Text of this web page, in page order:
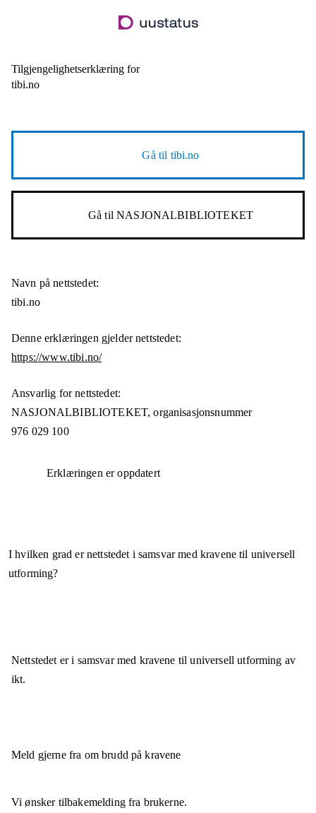
til
Tilgjengelighetserklæring for
tibi.no
Gå til tibi.no
Gå tilNASJONALBIBLIOTEKET
Navn på nettstedet:
tibi.no
Denne erklæringen gjelder nettstedet:
https://www.tibi.no/
Ansvarlig for nettstedet:
NASJONALBIBLIOTEKET,organisasjonsnummer
976 029 100
Erklæringen er oppdatert
I hvilken grad er nettstedet i samsvar med kravene til universell
utforming?
Nettstedet eri samsvarmed kravene til universell utforming av
ikt.
Meld gjerne fra om brudd på kravene
Vi ønsker tilbakemelding fra brukerne.